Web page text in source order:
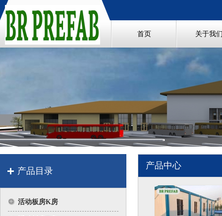
首页 关于我
产品目录
活动板房K房
产品中心